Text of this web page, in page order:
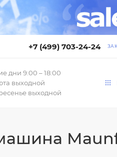
+7 (499) 703-24-24
дни 9:00 – 18:00
выходной
выходной